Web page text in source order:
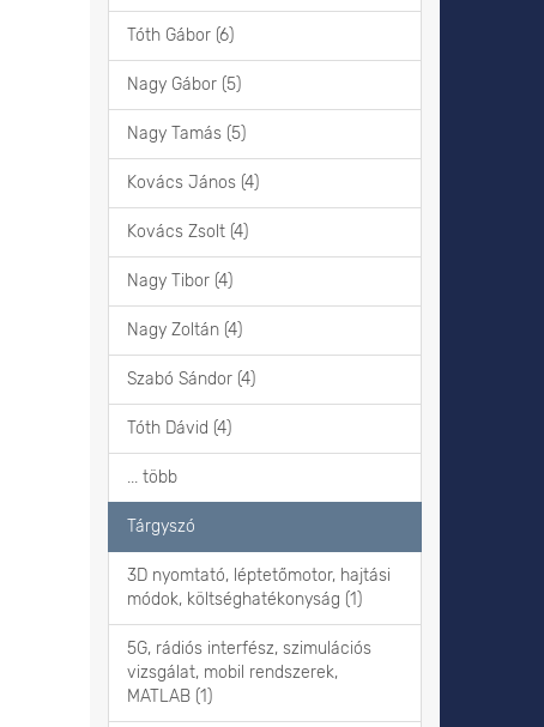
Tóth Gábor (6)
Nagy Gábor (5)
Nagy Tamás (5)
Kovács János (4)
Kovács Zsolt (4)
Nagy Tibor (4)
Nagy Zoltán (4)
Szabó Sándor (4)
Tóth Dávid (4)
... több
Tárgyszó
3D nyomtató, léptetőmotor, hajtási
módok, költséghatékonyság (1)
5G, rádiós interfész, szimulációs
vizsgálat, mobil rendszerek,
MATLAB (1)